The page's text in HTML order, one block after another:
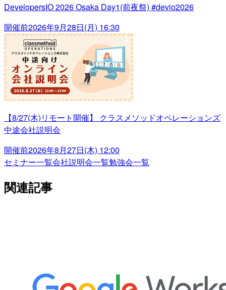
DevelopersIO 2026 Osaka Day1(前夜祭) #devio2026
開催前2026年9月28日(月) 16:30
【8/27(木)リモート開催】 クラスメソッドオペレーションズ
中途会社説明会
開催前2026年8月27日(木) 12:00
セミナー一覧会社説明会一覧勉強会一覧
関連記事